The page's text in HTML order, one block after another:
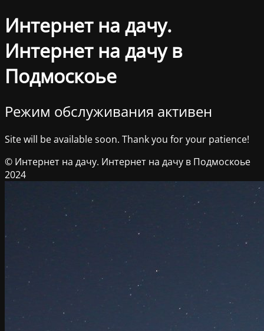
Интернет на дачу.
Интернет на дачу в
Подмоскоье
Режим обслуживания активен
Site will be available soon. Thank you for your patience!
© Интернет на дачу. Интернет на дачу в Подмоскоье
2024